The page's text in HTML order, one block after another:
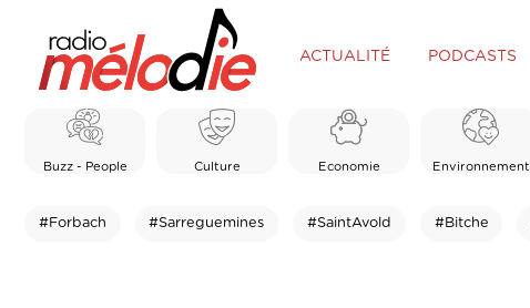
ACTUALITÉ PODCASTS
Buzz - People Culture Economie Environnement
#Forbach #Sarreguemines #SaintAvold #Bitche